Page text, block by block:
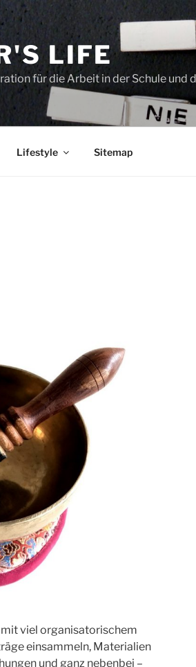
LIFE
für die Arbeit in der Schule und
Lifestyle Sitemap
mit viel organisatorischem
einsammeln, Materialien
und ganz nebenbei –